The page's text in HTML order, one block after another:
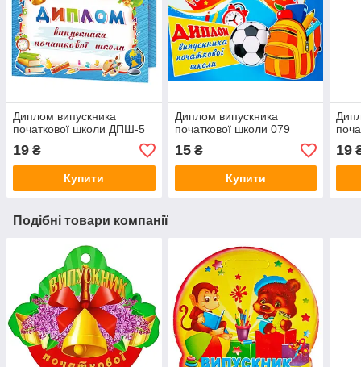
Диплом випускника
початкової школи ДПШ-5
19 ₴
Купити
Диплом випускника
початкової школи 079
15₴
Купити
19
Подібні товари компанії